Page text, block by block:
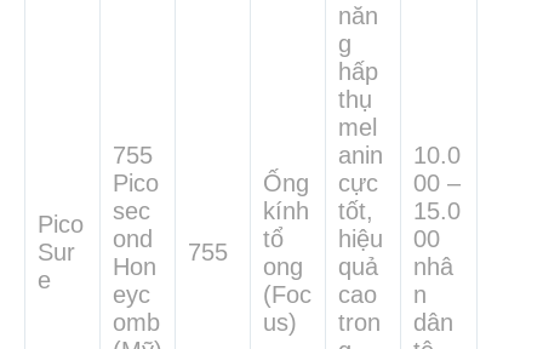
Pico
Sur
e
755
Pico
sec
ond
Hon
eyc
omb
755
Ống
kính
tổ
ong
(Foc
us)
năn
g
hấp
thụ
mel
anin
cực
tốt,
hiệu
quả
cao
tron
10.0
00 –
15.0
00
nhâ
n
dân